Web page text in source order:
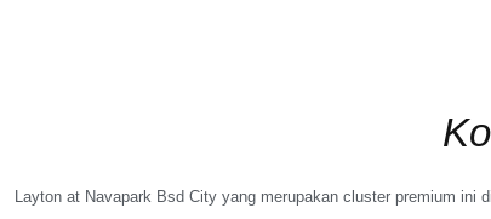
Layton at Navapark Bsd City yang merupakan cluster premium ini